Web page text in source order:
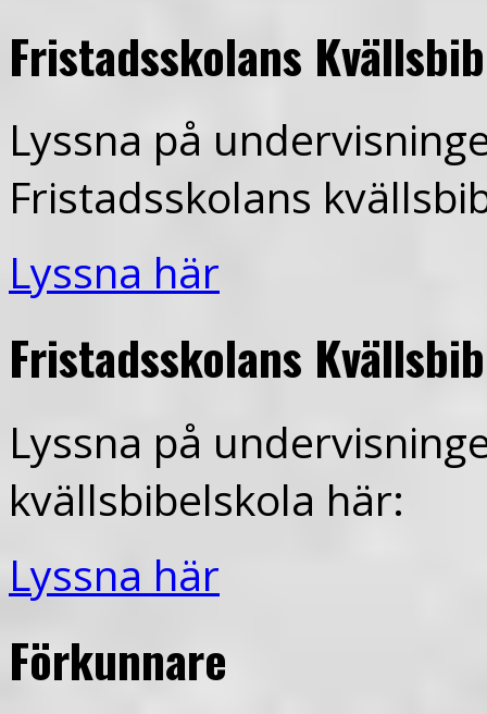
Fristadsskolans
Lyssna på
Fristadsskolans
Lyssna här
Fristadsskolans
Lyssna på
kvällsbibelskola här:
Lyssna här
Förkunnare